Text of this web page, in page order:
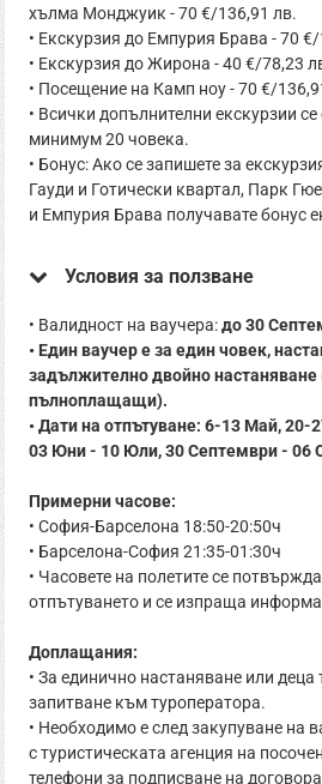
хълма Монджуик - 70 €/136,91 лв.
• Екскурзия до Емпурия Брава - 70
• Екскурзия до Жирона - 40 €/78,23
• Посещение на Камп ноу - 70 €/
• Всички допълнителни екскурзии
минимум 20 човека.
• Бонус: Aко се запишете за
Гауди и Готически квартал, Парк
и Емпурия Брава получавате бонус
Условия за ползване
• Валидност на ваучера:до 30
• Един ваучер е за един човек,
задължително двойно
пълноплащащи).
• Дати на отпътуване: 6-13 Май,
03 Юни - 10 Юли, 30 Септември - 06
Примерни часове:
• София-Барселона 18:50-20:50ч
• Барселона-София 21:35-01:30ч
• Часовете на полетите се
отпътуването и се изпраща
Доплащания:
• За единично настаняване или
запитване към туроператора.
• Необходимо е след закупуване на
с туристическата агенция на
телефони за подписване на